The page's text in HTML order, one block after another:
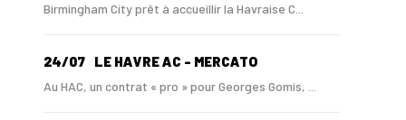
Birmingham City prêt à accueillir la Havraise C...
24/07 LE HAVRE AC - MERCATO
Au HAC, un contrat « pro » pour Georges Gomis, ...